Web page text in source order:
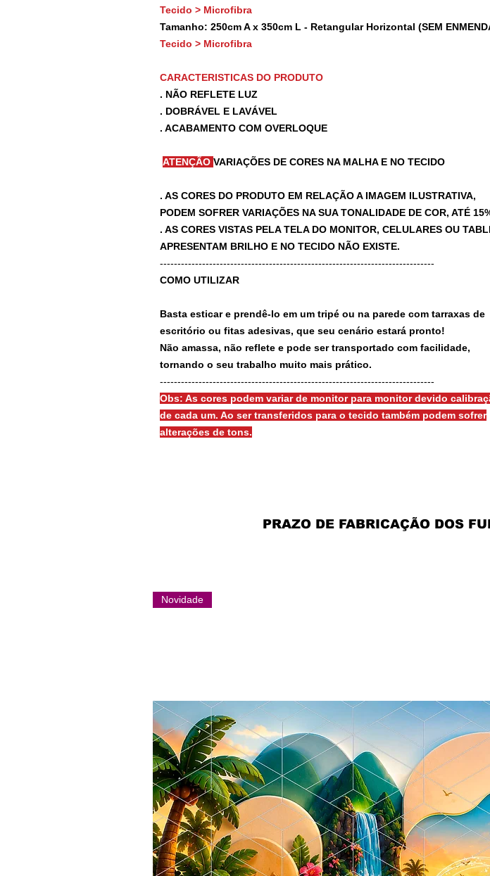
Tecido > Microfibra
Tamanho: 250cm A x 350cm L - Retangular Horizontal (SEM
Tecido > Microfibra
CARACTERISTICAS DO PRODUTO
. NÃO REFLETE LUZ
. DOBRÁVEL E LAVÁVEL
. ACABAMENTO COM OVERLOQUE
ATENÇÃO VARIAÇÕES DE CORES NA MALHA E NO TECIDO
. AS CORES DO PRODUTO EM RELAÇÃO A IMAGEM ILUSTRATIVA,
PODEM SOFRER VARIAÇÕES NA SUA TONALIDADE DE COR, ATÉ
. AS CORES VISTAS PELA TELA DO MONITOR, CELULARES OU
APRESENTAM BRILHO E NO TECIDO NÃO EXISTE.
------------------------------------------------------------------------------
COMO UTILIZAR
Basta esticar e prendê-lo em um tripé ou na parede com tarraxas de
escritório ou fitas adesivas, que seu cenário estará pronto!
Não amassa, não reflete e pode ser transportado com facilidade,
tornando o seu trabalho muito mais prático.
------------------------------------------------------------------------------
Obs: As cores podem variar de monitor para monitor devido
de cada um. Ao ser transferidos para o tecido também podem sofrer
alterações de tons.
PRAZO DE FABRICAÇÃO DOS
Novidade